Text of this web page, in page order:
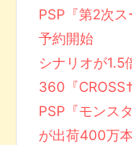
PSP『第2次ス
予約開始
シナリオが1.5
360『
PSP『モンス
が出荷400万本